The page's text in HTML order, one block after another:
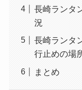
長崎ランタ
況
長崎ランタ
行止めの場
まとめ